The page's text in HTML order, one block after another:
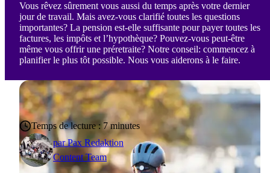
Vous rêvez sûrement vous aussi du temps après votre dernier
jour de travail. Mais avez-vous clarifié toutes les questions
importantes? La pension est-elle suffisante pour payer toutes les
factures, les impôts et l’hypothèque? Pouvez-vous peut-être
même vous offrir une préretraite? Notre conseil: commencez à
planifier le plus tôt possible. Nous vous aiderons à le faire.
parPax Redaktion
Content Team
Temps de lecture : 7 minutes